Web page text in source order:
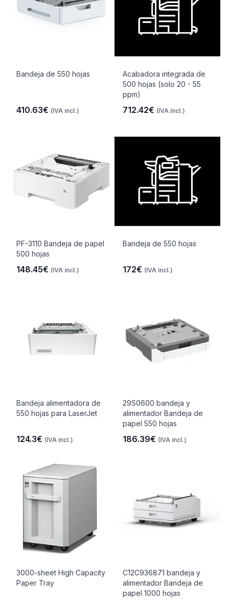
Bandeja de 550 hojas
410.63€ (IVA incl.)
Acabadora integrada de
500 hojas (solo 20 - 55
ppm)
712.42€ (IVA incl.)
PF-3110 Bandeja de papel
500 hojas
148.45€ (IVA incl.)
Bandeja de 550 hojas
172€ (IVA incl.)
Bandeja alimentadora de
550 hojas para LaserJet
124.3€ (IVA incl.)
29S0600 bandeja y
alimentador Bandeja de
papel 550 hojas
186.39€ (IVA incl.)
3000-sheet High Capacity
Paper Tray
C12C936871 bandeja y
alimentador Bandeja de
papel 1000 hojas